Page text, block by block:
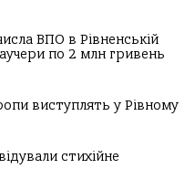
ВПО в Рівненській
по 2 млн гривень
виступлять у Рівному
стихійне